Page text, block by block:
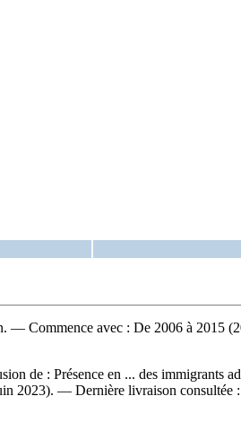
— Commence avec : De 2006 à 2015
de : Présence en ... des immigrants
2023). — Dernière livraison consultée